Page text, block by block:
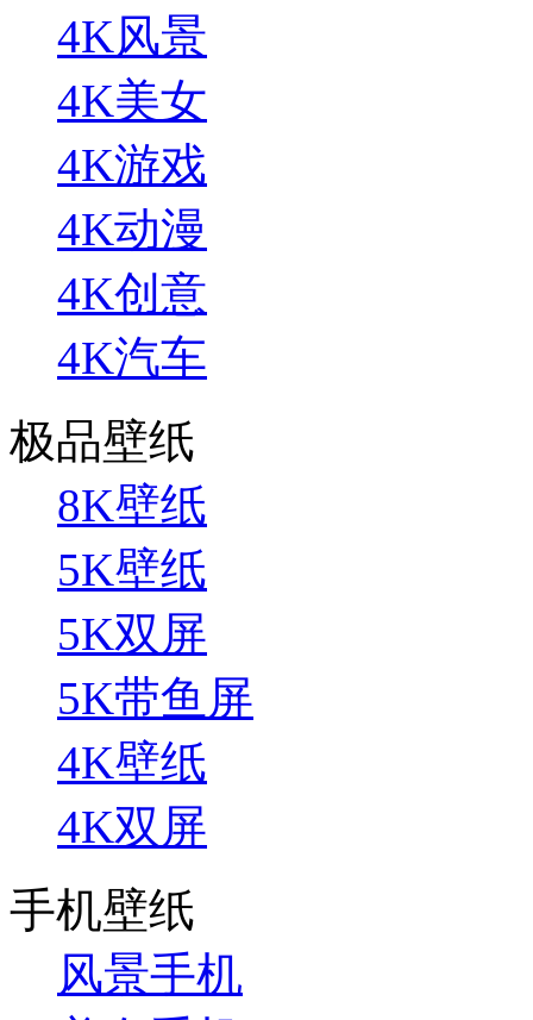
4K风景
4K美女
4K游戏
4K动漫
4K创意
4K汽车
极品壁纸
8K壁纸
5K壁纸
5K双屏
5K带鱼屏
4K壁纸
4K双屏
手机壁纸
风景手机